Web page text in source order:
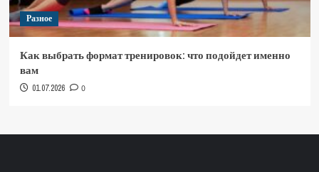
Разное
Как выбрать формат тренировок: что подойдет именно
вам
01.07.2026 0